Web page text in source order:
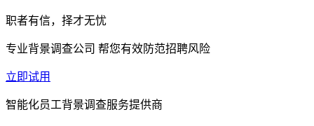
职者有信，择才无忧
专业背景调查公司 帮您有效防范招聘风险
立即试用
智能化员工背景调查服务提供商